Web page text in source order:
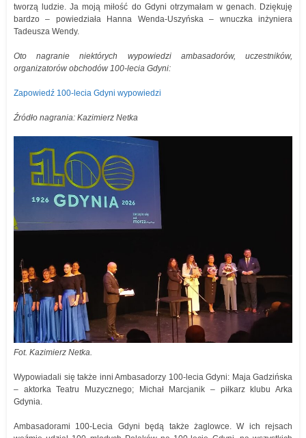
tworzą ludzie. Ja moją miłość do Gdyni otrzymałam w genach. Dziękuję
bardzo – powiedziała Hanna Wenda-Uszyńska – wnuczka inżyniera
Tadeusza Wendy.
Oto nagranie niektórych wypowiedzi ambasadorów, uczestników,
organizatorów obchodów 100-lecia Gdyni:
Zapowiedź 100-lecia Gdyni wypowiedzi
Źródło nagrania: Kazimierz Netka
Fot. Kazimierz Netka.
Wypowiadali się także inni Ambasadorzy 100-lecia Gdyni: Maja Gadzińska
– aktorka Teatru Muzycznego; Michał Marcjanik – piłkarz klubu Arka
Gdynia.
Ambasadorami 100-Lecia Gdyni będą także żaglowce. W ich rejsach